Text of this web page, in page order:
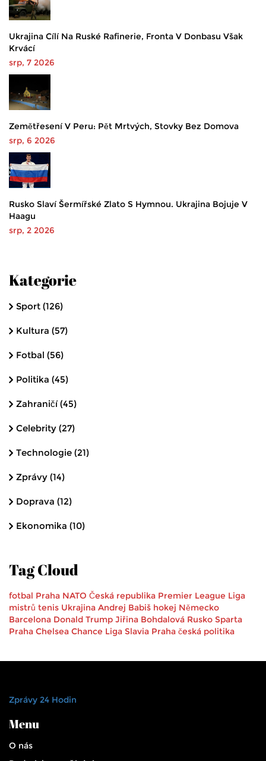
Ukrajina Cílí Na Ruské Rafinerie, Fronta V Donbasu Však
Krvácí
srp, 7 2026
Zemětřesení V Peru: Pět Mrtvých, Stovky Bez Domova
srp, 6 2026
Rusko Slaví Šermířské Zlato S Hymnou. Ukrajina Bojuje V
Haagu
srp, 2 2026
Kategorie
Sport (126)
Kultura (57)
Fotbal (56)
Politika (45)
Zahraničí(45)
Celebrity (27)
Technologie (21)
Zprávy (14)
Doprava (12)
Ekonomika (10)
Tag Cloud
fotbal Praha NATO Česká republika Premier League Liga
mistrů tenis Ukrajina Andrej Babiš hokej Německo
Barcelona Donald Trump Jiřina Bohdalová Rusko Sparta
Praha Chelsea Chance Liga Slavia Praha česká politika
Zprávy 24 Hodin
Menu
O nás